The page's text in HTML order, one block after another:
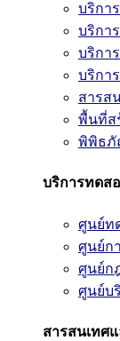
บริกา
บริกา
บริกา
บริกา
สารส
พื้นที่ส
พิพิธ
บริการทดส
ศูนย์ท
ศูนย์ก
ศูนย์ก
ศูนย์บ
สารสนเทศ